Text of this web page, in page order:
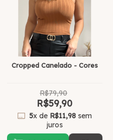
Cropped Canelado - Cores
R$79,90
R$59,90
5x de R$11,98 sem
juros